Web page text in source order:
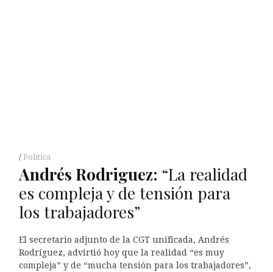
Política
Andrés Rodriguez: “La realidad
es compleja y de tensión para
los trabajadores”
El secretario adjunto de la CGT unificada, Andrés
Rodríguez, advirtió hoy que la realidad “es muy
compleja” y de “mucha tensión para los trabajadores”,